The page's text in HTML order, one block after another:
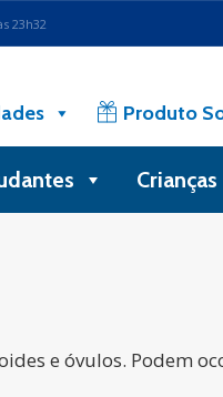
23h32
Produto
Crianças
e óvulos. Podem